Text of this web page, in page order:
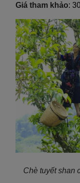
Giá tham khảo:
Chè tuyết shan